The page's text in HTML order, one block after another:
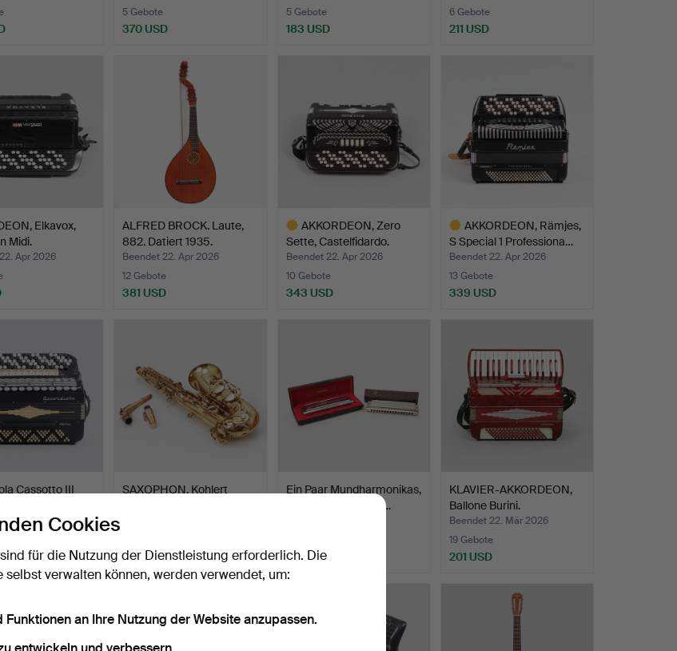
5 Gebote
370 USD
5 Gebote
183 USD
6 Gebote
211 USD
Elkavox,
Midi.
Apr 2026
ALFRED BROCK. Laute,
882. Datiert 1935.
Beendet 22. Apr 2026
12 Gebote
381 USD
AKKORDEON, Zero
Sette, Castelfidardo.
Beendet 22. Apr 2026
10 Gebote
343 USD
AKKORDEON, Rämjes,
S Special 1 Professiona…
Beendet 22. Apr 2026
13 Gebote
339 USD
Cassotto III
Apr 2026
SAXOPHON, Kohlert
233 USD
Ein Paar Mundharmonikas,
Hohner The 64 Chr…
37 USD
KLAVIER-AKKORDEON,
Ballone Burini.
Beendet 22. Mär 2026
19 Gebote
201 USD
Cookies
für die Nutzung der Dienstleistung erforderlich. Die
selbst verwalten können, werden verwendet, um:
Funktionen an Ihre Nutzung der Website anzupassen.